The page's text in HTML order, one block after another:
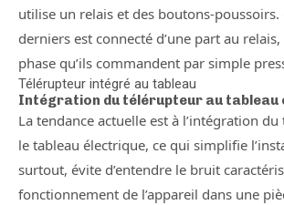
utilise un relais et des boutons-poussoirs.
derniers est connecté d’une part au relais,
phase qu’ils commandent par simple
Télérupteur intégré au tableau
Intégration du télérupteur au tableau
La tendance actuelle est à l’intégration
le tableau électrique, ce qui simplifie
surtout, évite d’entendre le bruit
fonctionnement de l’appareil dans une